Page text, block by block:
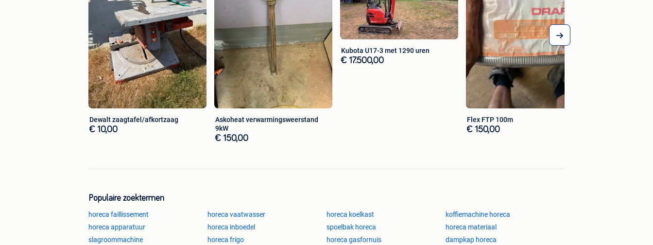
Dewalt zaagtafel/afkortzaag
€ 10,00
Askoheat verwarmingsweerstand
9kW
€ 150,00
Kubota U17-3 met 1290 uren
€ 17.500,00
Flex FTP 100m
€ 150,00
Populaire zoektermen
horeca faillissement horeca vaatwasser horeca koelkast
koffiemachine horeca
horeca apparatuur
horeca inboedel spoelbak horeca
horeca materiaal
slagroommachine
horeca frigo horeca gasfornuis
dampkap horeca